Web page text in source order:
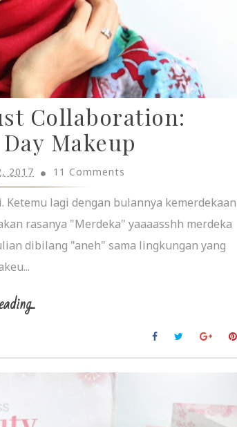
Collaboration:
Makeup
2017 11 Comments
Ketemu lagi dengan bulannya kemerdekaan
rasanya "Merdeka" yaaaasshh merdeka
dibilang "aneh" sama lingkungan yang